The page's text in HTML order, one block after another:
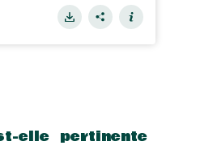
elle pertinente